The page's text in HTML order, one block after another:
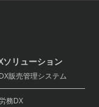
ソリューション
販売管理システム
務DX